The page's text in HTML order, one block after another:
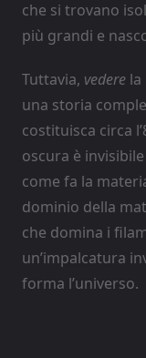
che si trovano
più grandi e
Tuttavia, vedere la
una storia
costituisca circa
oscura è
come fa la
dominio della
che domina i
un’impalcatura
forma l’universo.